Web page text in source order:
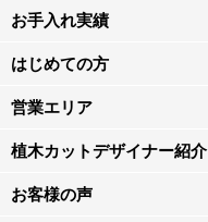
お手入れ実績
はじめての方
営業エリア
植木カットデザイナー紹介
お客様の声